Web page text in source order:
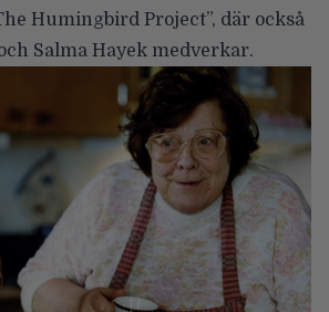
Humingbird Project”, där också
Salma Hayek medverkar.